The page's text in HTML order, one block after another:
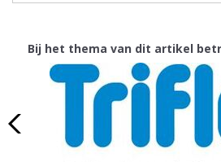
Bij het thema van dit artikel